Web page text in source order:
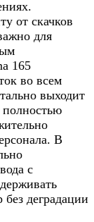
от скачков
для
165
во всем
выходит
В
с
без деградации